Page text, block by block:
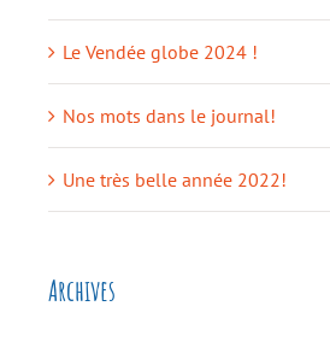
Le Vendée globe 2024 !
Nos mots dans le journal!
Une très belle année 2022!
Archives